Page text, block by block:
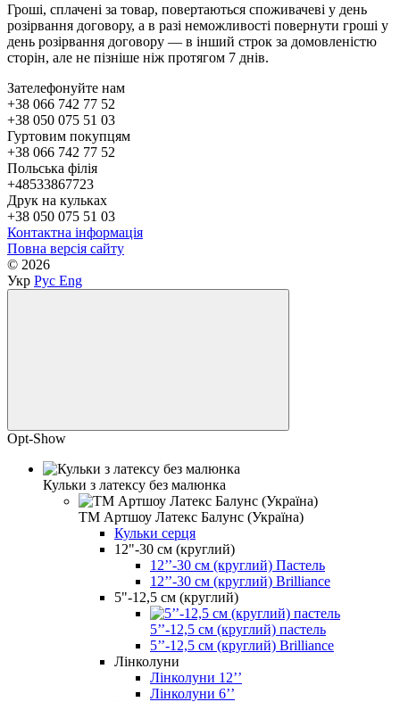
Гроші, сплачені за товар, повертаються споживачеві у день
розірвання договору, а в разі неможливості повернути гроші у
день розірвання договору — в інший строк за домовленістю
сторін, але не пізніше ніж протягом 7 днів.
Зателефонуйте нам
+38 066 742 77 52
+38 050 075 51 03
Гуртовим покупцям
+38 066 742 77 52
Польська філія
+48533867723
Друк на кульках
+38 050 075 51 03
Контактна інформація
Повна версія сайту
© 2026
Укр Рус Eng
Opt-Show
Кульки з латексу без малюнка
ТМ Артшоу Латекс Балунс (Україна)
Кульки серця
12"-30 см (круглий)
12’’-30 см (круглий) Пастель
12’’-30 см (круглий) Brilliance
5"-12,5 см (круглий)
5’’-12,5 см (круглий) пастель
5’’-12,5 см (круглий) Brilliance
Лінколуни
Лінколуни 12ʼʼ
Лінколуни 6ʼʼ